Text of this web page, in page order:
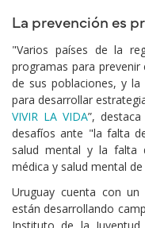
La prevención es
"Varios países de la
programas para
de sus poblaciones, y la
para desarrollar
VIVIR LA VIDA”,
desafíos ante "la falta
salud mental y la falta
médica y salud mental de
Uruguay cuenta con
están desarrollando